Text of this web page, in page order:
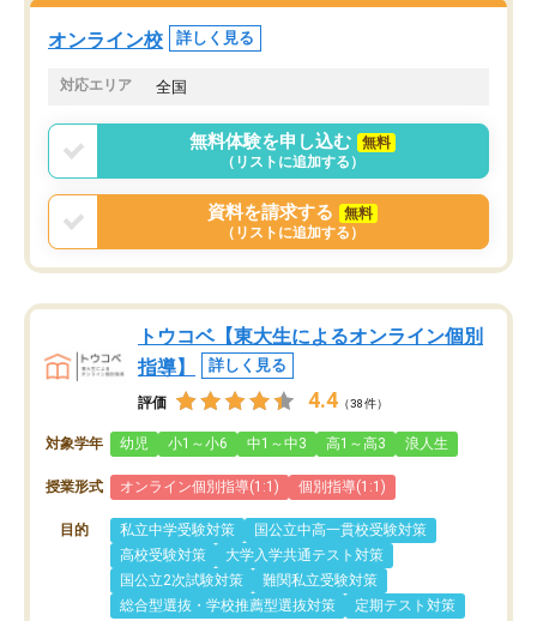
オンライン校 詳しく見る
対応エリア 全国
無料体験を申し込む
無料
（リストに追加する）
資料を請求する
無料
（リストに追加する）
トウコベ【東大生によるオンライン個別
指導】
詳しく見る
評価 4.4 （38件）
対象学年 幼児 小1～小6 中1～中3 高1～高3 浪人生
授業形式 オンライン個別指導(1:1) 個別指導(1:1)
目的 私立中学受験対策
国公立中高一貫校受験対策
高校受験対策
大学入学共通テスト対策
国公立2次試験対策
難関私立受験対策
総合型選抜・学校推薦型選抜対策
定期テスト対策